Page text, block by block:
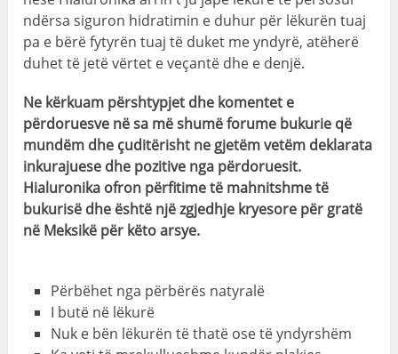
ndërsa siguron hidratimin e duhur për lëkurën tuaj
pa e bërë fytyrën tuaj të duket me yndyrë, atëherë
duhet të jetë vërtet e veçantë dhe e denjë.
Ne kërkuam përshtypjet dhe komentet e
përdoruesve në sa më shumë forume bukurie që
mundëm dhe çuditërisht ne gjetëm vetëm deklarata
inkurajuese dhe pozitive nga përdoruesit.
Hialuronika ofron përfitime të mahnitshme të
bukurisë dhe është një zgjedhje kryesore për gratë
në Meksikë për këto arsye.
Përbëhet nga përbërës natyralë
I butë në lëkurë
Nuk e bën lëkurën të thatë ose të yndyrshëm